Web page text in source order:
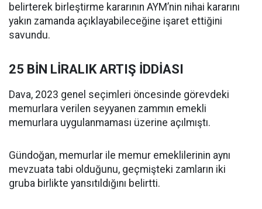
belirterek birleştirme kararının AYM’nin nihai kararını
yakın zamanda açıklayabileceğine işaret ettiğini
savundu.
25 BİN LİRALIK ARTIŞ İDDİASI
Dava, 2023 genel seçimleri öncesinde görevdeki
memurlara verilen seyyanen zammın emekli
memurlara uygulanmaması üzerine açılmıştı.
Gündoğan, memurlar ile memur emeklilerinin aynı
mevzuata tabi olduğunu, geçmişteki zamların iki
gruba birlikte yansıtıldığını belirtti.